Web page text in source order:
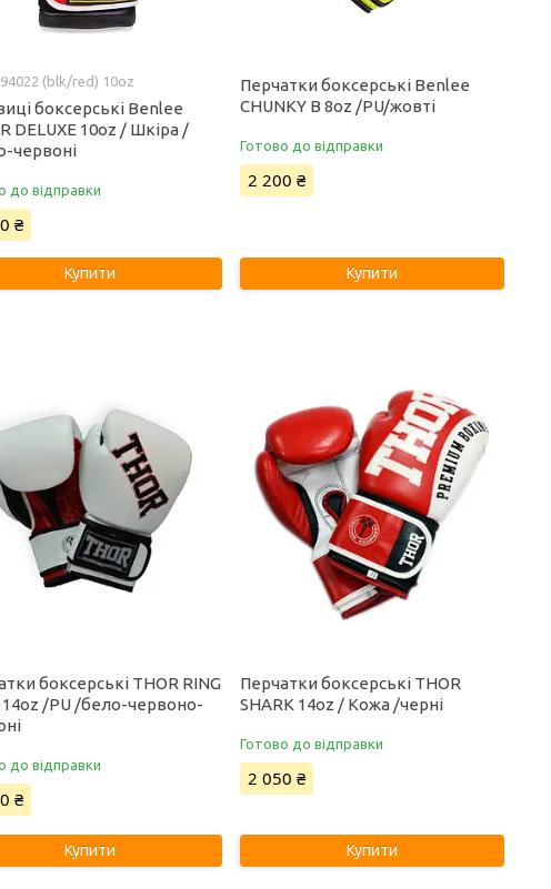
(blk/red) 10oz
боксерські Benlee
DELUXE 10oz / Шкіра /
червоні
до відправки
₴
Купити
Перчатки боксерські Benlee
CHUNKY B 8oz /PU/жовті
Готово до відправки
2 200 ₴
Купити
боксерські THOR RING
14oz /PU /бело-червоно-
до відправки
₴
Купити
Перчатки боксерські THOR
SHARK 14oz / Кожа /черні
Готово до відправки
2 050 ₴
Купити